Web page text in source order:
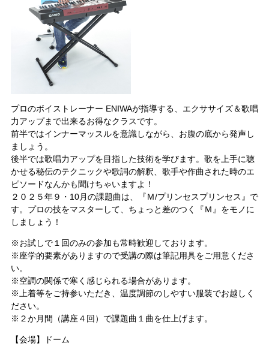
プロのボイストレーナー ENIWAが指導する、エクササイズ＆歌唱
力アップまで出来るお得なクラスです。
前半ではインナーマッスルを意識しながら、お腹の底から発声し
ましょう。
後半では歌唱力アップを目指した技術を学びます。歌を上手に聴
かせる秘伝のテクニックや歌詞の解釈、歌手や作曲された時のエ
ピソードなんかも聞けちゃいますよ！
２０２５年９・10月の課題曲は、『Ｍ/プリンセスプリンセス』で
す。プロの技をマスターして、ちょっと差のつく『Ｍ』をモノに
しましょう！
※お試しで１回のみの参加も常時歓迎しております。
※座学的要素がありますので受講の際は筆記用具をご用意くださ
い。
※空調の関係で寒く感じられる場合があります。
※上着等をご持参いただき、温度調節のしやすい服装でお越しく
ださい。
※２か月間（講座４回）で課題曲１曲を仕上げます。
【会場】ドーム